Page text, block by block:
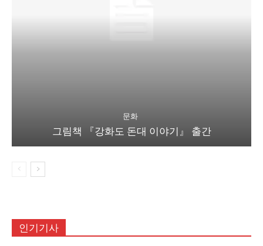
문화
그림책 『강화도 돈대 이야기』 출간
인기기사